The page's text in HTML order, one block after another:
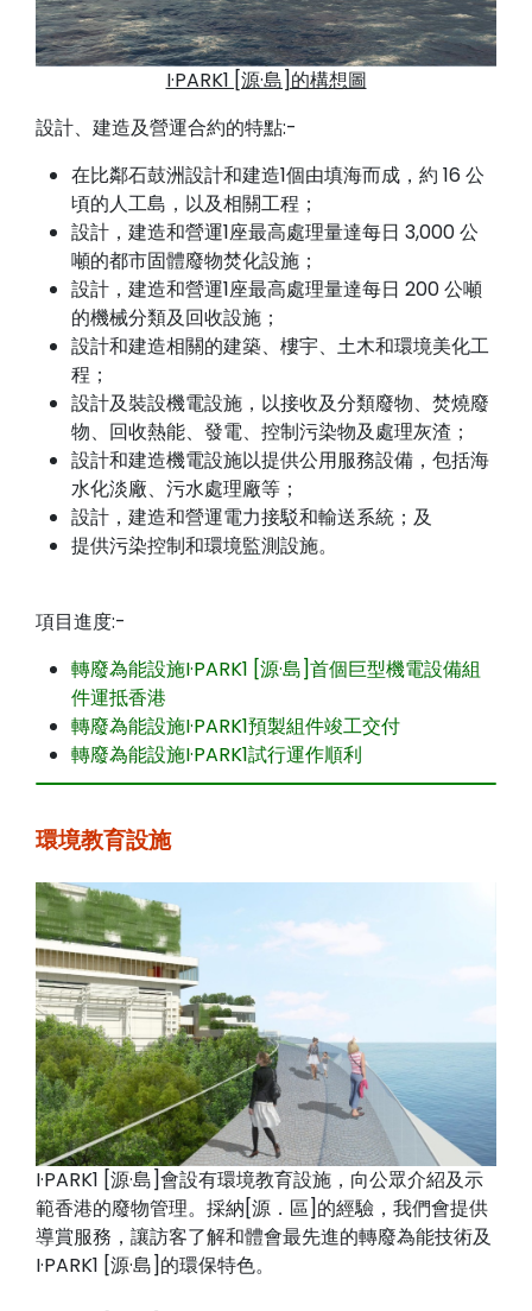
I·PARK1 [源·島]的構想圖
設計、建造及營運合約的特點:-
在比鄰石鼓洲設計和建造1個由填海而成，約 16 公
頃的人工島，以及相關工程；
設計，建造和營運1座最高處理量達每日 3,000 公
噸的都市固體廢物焚化設施；
設計，建造和營運1座最高處理量達每日 200 公噸
的機械分類及回收設施；
設計和建造相關的建築、樓宇、土木和環境美化工
程；
設計及裝設機電設施，以接收及分類廢物、焚燒廢
物、回收熱能、發電、控制污染物及處理灰渣；
設計和建造機電設施以提供公用服務設備，包括海
水化淡廠、污水處理廠等；
設計，建造和營運電力接駁和輸送系統；及
提供污染控制和環境監測設施。
項目進度:-
轉廢為能設施I·PARK1 [源·島]首個巨型機電設備組
件運抵香港
轉廢為能設施I·PARK1預製組件竣工交付
轉廢為能設施I·PARK1試行運作順利
環境教育設施
I·PARK1 [源·島]會設有環境教育設施，向公眾介紹及示
範香港的廢物管理。採納[源．區]的經驗，我們會提供
導賞服務，讓訪客了解和體會最先進的轉廢為能技術及
I·PARK1 [源·島]的環保特色。